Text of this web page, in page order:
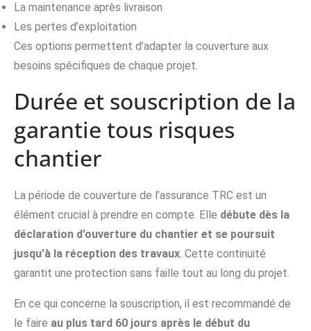
La maintenance après livraison
Les pertes d’exploitation
Ces options permettent d’adapter la couverture aux
besoins spécifiques de chaque projet.
Durée et souscription de la
garantie tous risques
chantier
La période de couverture de l’assurance TRC est un
élément crucial à prendre en compte. Elle débute dès la
déclaration d’ouverture du chantier et se poursuit
jusqu’à la réception des travaux. Cette continuité
garantit une protection sans faille tout au long du projet.
En ce qui concerne la souscription, il est recommandé de
le faire au plus tard 60 jours après le début du